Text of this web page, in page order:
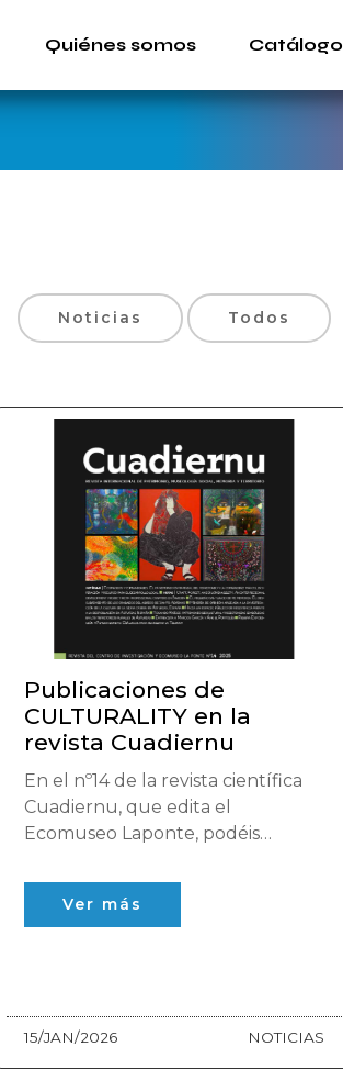
Quiénes somos Catálogo
Noticias Todos
Publicaciones de
CULTURALITY en la
revista Cuadiernu
En el nº14 de la revista científica
Cuadiernu, que edita el
Ecomuseo Laponte, podéis
por parte de equipos de
investigación de CULTURALITY.
Ver más
15/JAN/2026 NOTICIAS